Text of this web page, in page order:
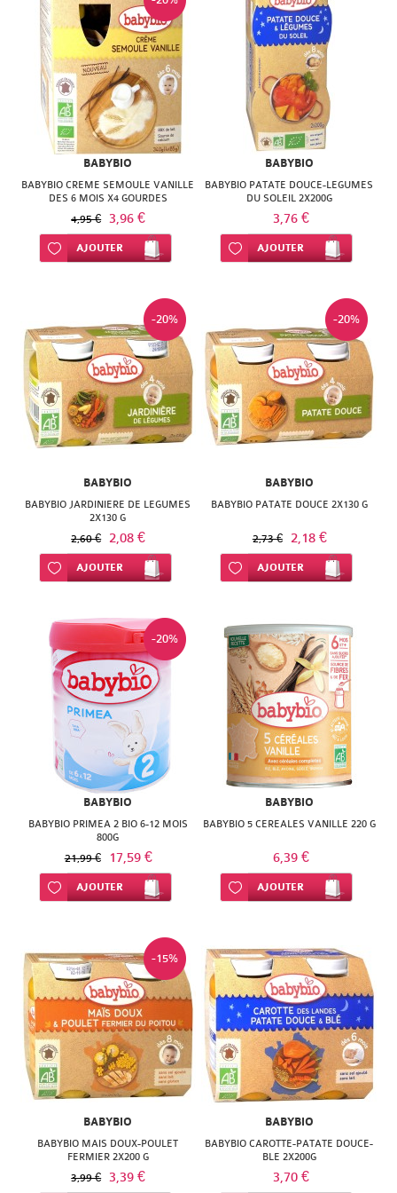
SUPER
DIET
THERALICA
URGO
BABYBIO
BABYBIO CREME SEMOULE VANILLE
DES 6 MOIS X4 GOURDES
4,95 € 3,96 €
Ajouter à ma liste d’envie
AJOUTER
BABYBIO
BABYBIO PATATE DOUCE-LEGUMES
DU SOLEIL 2X200G
3,76 €
Ajouter à ma liste d’envie
AJOUTER
-20%
BABYBIO
BABYBIO JARDINIERE DE LEGUMES
2X130 G
2,60 € 2,08 €
Ajouter à ma liste d’envie
AJOUTER
-20%
BABYBIO
BABYBIO PATATE DOUCE 2X130 G
2,73 € 2,18 €
Ajouter à ma liste d’envie
AJOUTER
-20%
BABYBIO
BABYBIO PRIMEA 2 BIO 6-12 MOIS
800G
21,99 € 17,59 €
Ajouter à ma liste d’envie
AJOUTER
BABYBIO
BABYBIO 5 CEREALES VANILLE 220 G
6,39 €
Ajouter à ma liste d’envie
AJOUTER
-15%
BABYBIO
BABYBIO MAIS DOUX-POULET
FERMIER 2X200 G
3,99 € 3,39 €
BABYBIO
BABYBIO CAROTTE-PATATE DOUCE-
BLE 2X200G
3,70 €